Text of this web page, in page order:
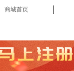
商城首页